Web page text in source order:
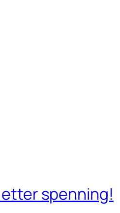
spenning!